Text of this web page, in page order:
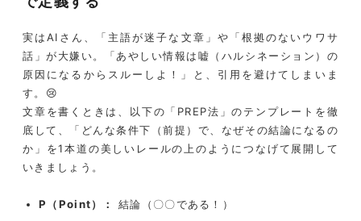
実はAIさん、「主語が迷子な文章」や「根拠のないウワサ
話」が大嫌い。「あやしい情報は嘘（ハルシネーション）の
原因になるからスルーしよ！」と、引用を避けてしまいま
す。😢
文章を書くときは、以下の「PREP法」のテンプレートを徹
底して、「どんな条件下（前提）で、なぜその結論になるの
か」を1本道の美しいレールの上のようにつなげて展開して
いきましょう。
P（Point）： 結論（〇〇である！）